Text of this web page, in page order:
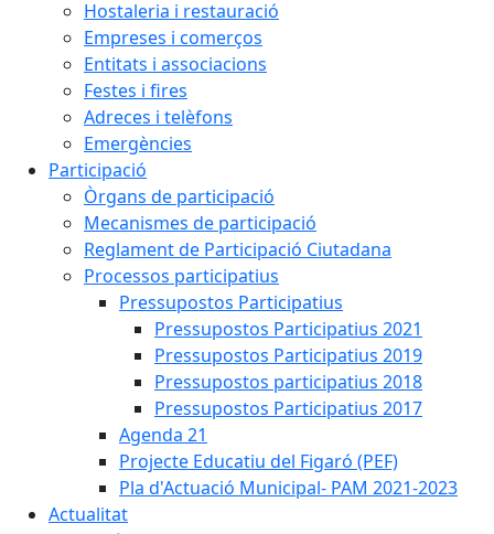
Hostaleria i restauració
Empreses i comerços
Entitats i associacions
Festes i fires
Adreces i telèfons
Emergències
Participació
Òrgans de participació
Mecanismes de participació
Reglament de Participació Ciutadana
Processos participatius
Pressupostos Participatius
Pressupostos Participatius 2021
Pressupostos Participatius 2019
Pressupostos participatius 2018
Pressupostos Participatius 2017
Agenda 21
Projecte Educatiu del Figaró (PEF)
Pla d'Actuació Municipal- PAM 2021-2023
Actualitat